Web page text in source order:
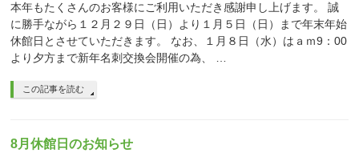
本年もたくさんのお客様にご利用いただき感謝申し上げます。 誠
に勝手ながら１２月２９日（日）より１月５日（日）まで年末年始
休館日とさせていただきます。 なお、１月８日（水）はａｍ9：00
より夕方まで新年名刺交換会開催の為、 …
この記事を読む
8月休館日のお知らせ